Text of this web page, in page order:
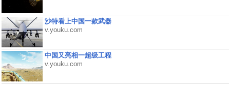
沙特看上中国一款武器
v.youku.com
中国又亮相一超级工程
v.youku.com